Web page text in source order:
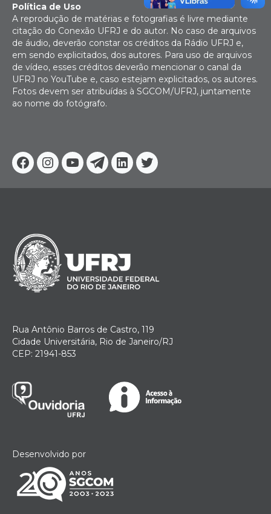
Facebook
Instagram
YoutubeTelegram
Linkedin
Twitter
Política de Uso
A reprodução de matérias e fotografias é livre mediante
citação do Conexão UFRJ e do autor. No caso de arquivos
de áudio, deverão constar os créditos da Rádio UFRJ e,
em sendo explicitados, dos autores. Para uso de arquivos
de vídeo, esses créditos deverão mencionar o canal da
UFRJ no YouTube e, caso estejam explicitados, os autores.
Fotos devem ser atribuídas à SGCOM/UFRJ, juntamente
ao nome do fotógrafo.
Rua Antônio Barros de Castro, 119
Cidade Universitária, Rio de Janeiro/RJ
CEP: 21941-853
Desenvolvido por